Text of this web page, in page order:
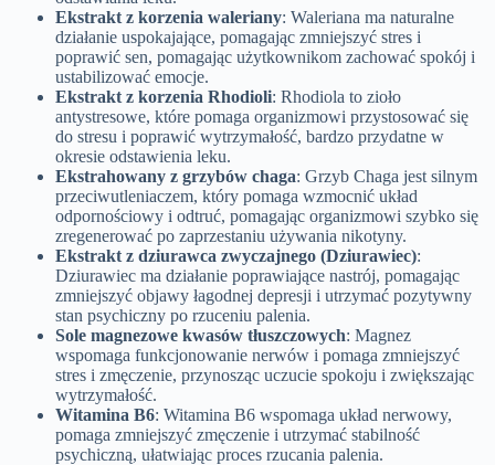
Ekstrakt z korzenia waleriany: Waleriana ma naturalne
działanie uspokajające, pomagając zmniejszyć stres i
poprawić sen, pomagając użytkownikom zachować spokój i
ustabilizować emocje.
Ekstrakt z korzenia Rhodioli: Rhodiola to zioło
antystresowe, które pomaga organizmowi przystosować się
do stresu i poprawić wytrzymałość, bardzo przydatne w
okresie odstawienia leku.
Ekstrahowany z grzybów chaga: Grzyb Chaga jest silnym
przeciwutleniaczem, który pomaga wzmocnić układ
odpornościowy i odtruć, pomagając organizmowi szybko się
zregenerować po zaprzestaniu używania nikotyny.
Ekstrakt z dziurawca zwyczajnego (Dziurawiec):
Dziurawiec ma działanie poprawiające nastrój, pomagając
zmniejszyć objawy łagodnej depresji i utrzymać pozytywny
stan psychiczny po rzuceniu palenia.
Sole magnezowe kwasów tłuszczowych: Magnez
wspomaga funkcjonowanie nerwów i pomaga zmniejszyć
stres i zmęczenie, przynosząc uczucie spokoju i zwiększając
wytrzymałość.
Witamina B6: Witamina B6 wspomaga układ nerwowy,
pomaga zmniejszyć zmęczenie i utrzymać stabilność
psychiczną, ułatwiając proces rzucania palenia.